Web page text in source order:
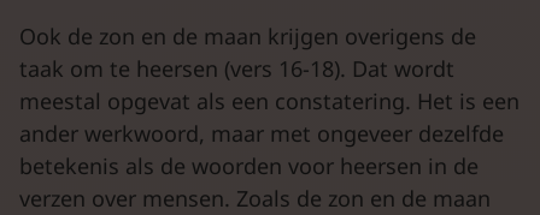
Ook de zon en de maan krijgen overigens de
taak om te heersen (vers 16-18). Dat wordt
meestal opgevat als een constatering. Het is een
ander werkwoord, maar met ongeveer dezelfde
betekenis als de woorden voor heersen in de
verzen over mensen. Zoals de zon en de maan